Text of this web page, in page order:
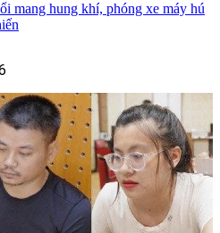
mang hung khí, phóng xe máy hú